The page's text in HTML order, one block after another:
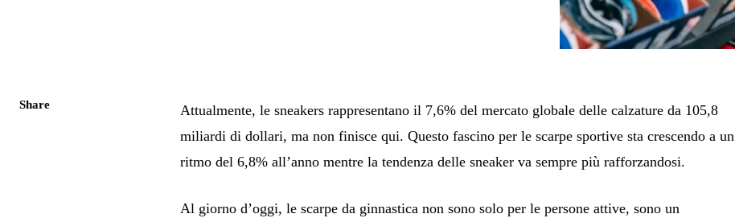
Share
Attualmente, le sneakers rappresentano il 7,6% del mercato globale delle calzature da 105,8
miliardi di dollari, ma non finisce qui. Questo fascino per le scarpe sportive sta crescendo a un
ritmo del 6,8% all’anno mentre la tendenza delle sneaker va sempre più rafforzandosi.
Al giorno d’oggi, le scarpe da ginnastica non sono solo per le persone attive, sono un